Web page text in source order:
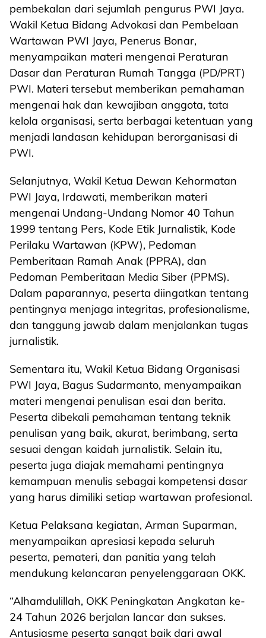
pembekalan dari sejumlah pengurus PWI Jaya.
Wakil Ketua Bidang Advokasi dan Pembelaan
Wartawan PWI Jaya, Penerus Bonar,
menyampaikan materi mengenai Peraturan
Dasar dan Peraturan Rumah Tangga (PD/PRT)
PWI. Materi tersebut memberikan pemahaman
mengenai hak dan kewajiban anggota, tata
kelola organisasi, serta berbagai ketentuan yang
menjadi landasan kehidupan berorganisasi di
PWI.
Selanjutnya, Wakil Ketua Dewan Kehormatan
PWI Jaya, Irdawati, memberikan materi
mengenai Undang-Undang Nomor 40 Tahun
1999 tentang Pers, Kode Etik Jurnalistik, Kode
Perilaku Wartawan (KPW), Pedoman
Pemberitaan Ramah Anak (PPRA), dan
Pedoman Pemberitaan Media Siber (PPMS).
Dalam paparannya, peserta diingatkan tentang
pentingnya menjaga integritas, profesionalisme,
dan tanggung jawab dalam menjalankan tugas
jurnalistik.
Sementara itu, Wakil Ketua Bidang Organisasi
PWI Jaya, Bagus Sudarmanto, menyampaikan
materi mengenai penulisan esai dan berita.
Peserta dibekali pemahaman tentang teknik
penulisan yang baik, akurat, berimbang, serta
sesuai dengan kaidah jurnalistik. Selain itu,
peserta juga diajak memahami pentingnya
kemampuan menulis sebagai kompetensi dasar
yang harus dimiliki setiap wartawan profesional.
Ketua Pelaksana kegiatan, Arman Suparman,
menyampaikan apresiasi kepada seluruh
peserta, pemateri, dan panitia yang telah
mendukung kelancaran penyelenggaraan OKK.
“Alhamdulillah, OKK Peningkatan Angkatan ke-
24 Tahun 2026 berjalan lancar dan sukses.
Antusiasme peserta sangat baik dari awal